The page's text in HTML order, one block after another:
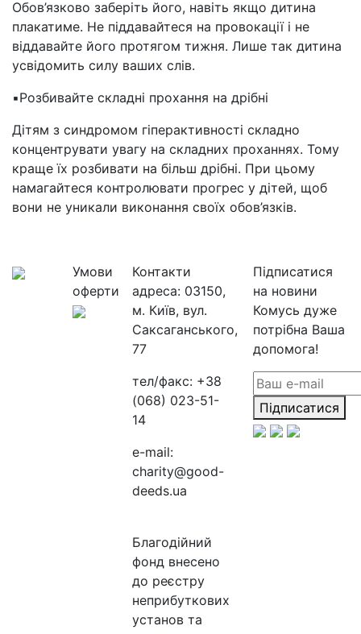
Обов’язково заберіть його, навіть якщо дитина
плакатиме. Не піддавайтеся на провокації і не
віддавайте його протягом тижня. Лише так дитина
усвідомить силу ваших слів.
▪️Розбивайте складні прохання на дрібні
Дітям з синдромом гіперактивності складно
концентрувати увагу на складних проханнях. Тому
краще їх розбивати на більш дрібні. При цьому
намагайтеся контролювати прогрес у дітей, щоб
вони не уникали виконання своїх обов’язків.
Умови
оферти
Контакти
адреса: 03150,
м. Київ, вул.
Саксаганського,
77
тел/факс: +38
(068) 023-51-
14
e-mail:
charity@good-
deeds.ua
Благодійний
фонд внесено
до реєстру
неприбуткових
установ та
Підписатися
на новини
Комусь дуже
потрібна Ваша
допомога!
Підписатися